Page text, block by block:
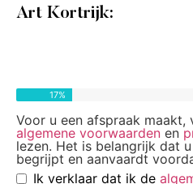
Art Kortrijk:
17%
Voor u een afspraak maakt,
algemene voorwaarden en
lezen. Het is belangrijk dat
begrijpt en aanvaardt
Ik verklaar dat ik de